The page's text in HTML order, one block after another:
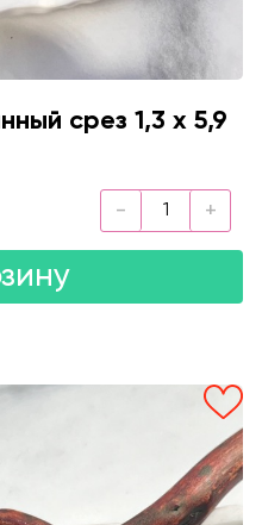
срез 1,3 х 5,9